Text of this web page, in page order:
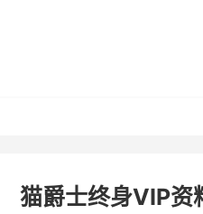
猫爵士终身VIP资